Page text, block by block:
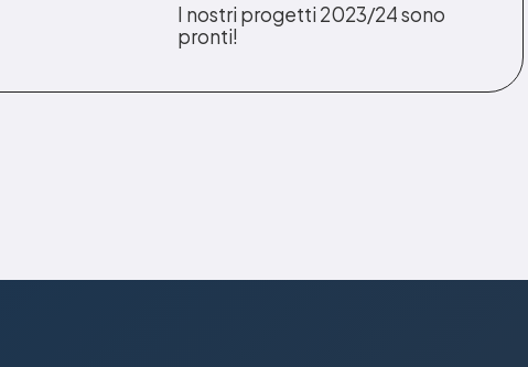
I nostri progetti 2023/24 sono
pronti!